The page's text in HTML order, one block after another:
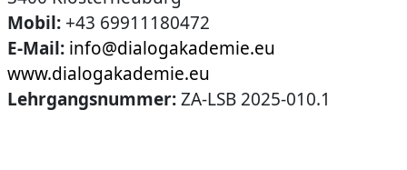
Mobil: +43 69911180472
E-Mail: info@dialogakademie.eu
www.dialogakademie.eu
Lehrgangsnummer:ZA-LSB 2025-010.1